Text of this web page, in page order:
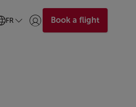
FR Se connecter | S’inscrire)
Book a flight